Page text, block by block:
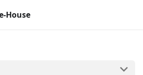
House